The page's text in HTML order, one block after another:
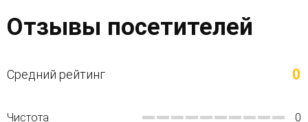
Отзывы посетителей
Средний рейтинг 0
Чистота
0